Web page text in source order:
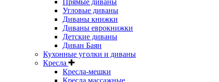
Прямые диваны
Угловые диваны
Диваны книжки
Диваны еврокнижки
Детские диваны
Диван Баян
Кухонные уголки и диваны
Кресла
Кресла-мешки